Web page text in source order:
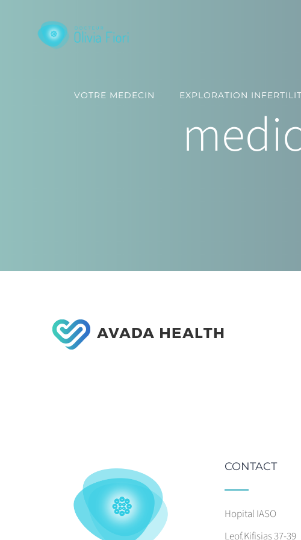
VOTRE MEDECIN EXPLORATION
CONTACT
Hopital IASO
Leof.Kifisias 37-39